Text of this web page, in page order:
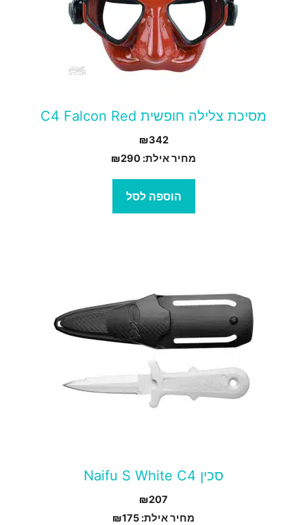
מסיכת צלילה חופשית C4 Falcon Red
₪342
מחיר אילת:
₪290
הוספה לסל
סכין Naifu S White C4
₪207
מחיר אילת:
₪175